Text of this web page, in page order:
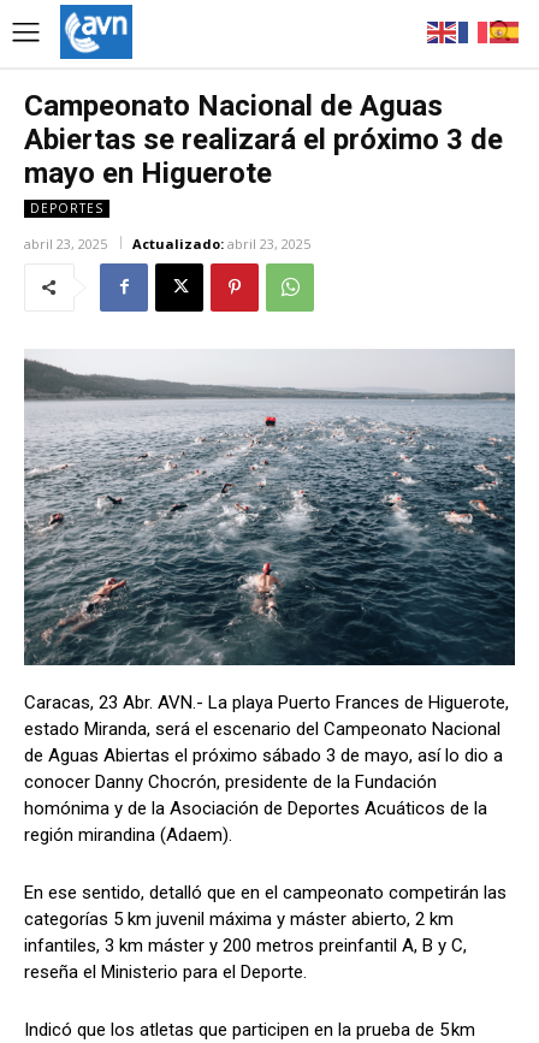
Campeonato Nacional de Aguas
Abiertas se realizará el próximo 3 de
mayo en Higuerote
DEPORTES
abril 23, 2025 Actualizado: abril 23, 2025
Caracas, 23 Abr. AVN.- La playa Puerto Frances de Higuerote,
estado Miranda, será el escenario del Campeonato Nacional
de Aguas Abiertas el próximo sábado 3 de mayo, así lo dio a
conocer Danny Chocrón, presidente de la Fundación
homónima y de la Asociación de Deportes Acuáticos de la
región mirandina (Adaem).
En ese sentido, detalló que en el campeonato competirán las
categorías 5 km juvenil máxima y máster abierto, 2 km
infantiles, 3 km máster y 200 metros preinfantil A, B y C,
reseña el Ministerio para el Deporte.
Indicó que los atletas que participen en la prueba de 5 km